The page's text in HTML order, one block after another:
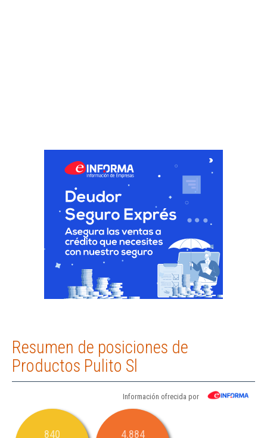
Resumen de posiciones de
Productos Pulito Sl
Información ofrecida por
840 4.884